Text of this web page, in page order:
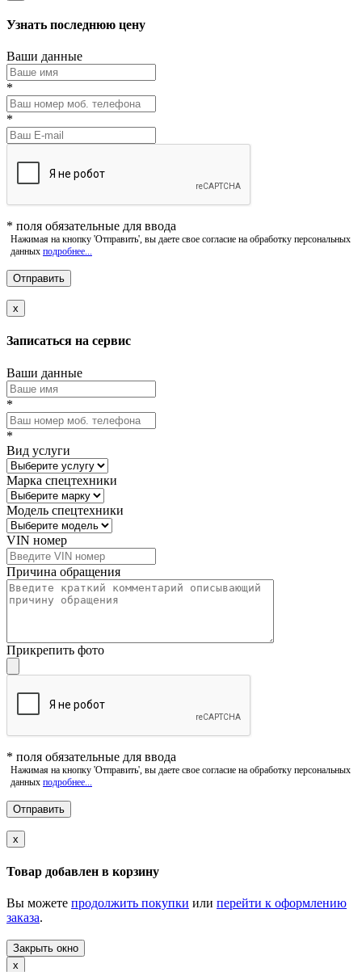
Узнать последнюю цену
Ваши данные
*
*
* поля обязательные для ввода
Нажимая на кнопку 'Отправить', вы даете свое согласие на обработку персональных
данных подробнее...
x
Записаться на сервис
Ваши данные
*
*
Вид услуги
Марка спецтехники
Модель спецтехники
VIN номер
Причина обращения
Прикрепить фото
* поля обязательные для ввода
Нажимая на кнопку 'Отправить', вы даете свое согласие на обработку персональных
данных подробнее...
x
Товар добавлен в корзину
Вы можете продолжить покупки или перейти к оформлению
заказа.
Закрыть окно
x